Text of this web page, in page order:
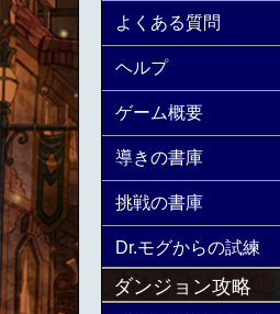
よくある質問
ヘルプ
ゲーム概要
導きの書庫
挑戦の書庫
Dr.モグからの試練
ダンジョン攻略